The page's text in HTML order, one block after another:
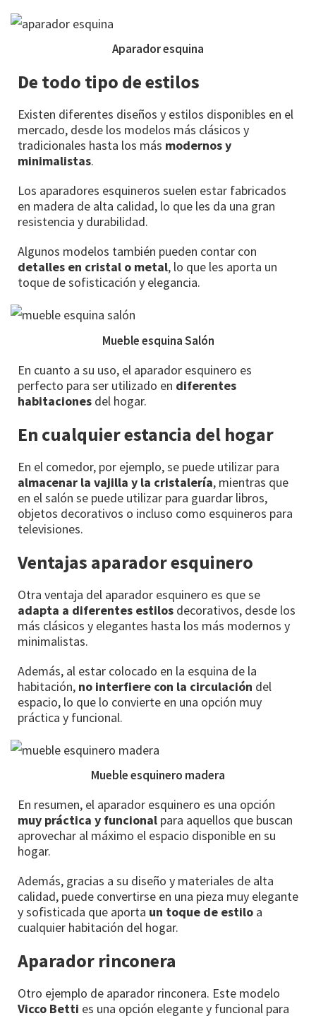
Aparador esquina
De todo tipo de estilos
Existen diferentes diseños y estilos disponibles en el
mercado, desde los modelos más clásicos y
tradicionales hasta los más modernos y
minimalistas.
Los aparadores esquineros suelen estar fabricados
en madera de alta calidad, lo que les da una gran
resistencia y durabilidad.
Algunos modelos también pueden contar con
detalles en cristal o metal, lo que les aporta un
toque de sofisticación y elegancia.
Mueble esquina Salón
En cuanto a su uso, el aparador esquinero es
perfecto para ser utilizado en diferentes
habitaciones del hogar.
En cualquier estancia del hogar
En el comedor, por ejemplo, se puede utilizar para
almacenar la vajilla y la cristalería, mientras que
en el salón se puede utilizar para guardar libros,
objetos decorativos o incluso como esquineros para
televisiones.
Ventajas aparador esquinero
Otra ventaja del aparador esquinero es que se
adapta a diferentes estilos decorativos, desde los
más clásicos y elegantes hasta los más modernos y
minimalistas.
Además, al estar colocado en la esquina de la
habitación, no interfiere con la circulación del
espacio, lo que lo convierte en una opción muy
práctica y funcional.
Mueble esquinero madera
En resumen, el aparador esquinero es una opción
muy práctica y funcional para aquellos que buscan
aprovechar al máximo el espacio disponible en su
hogar.
Además, gracias a su diseño y materiales de alta
calidad, puede convertirse en una pieza muy elegante
y sofisticada que aporta un toque de estilo a
cualquier habitación del hogar.
Aparador rinconera
Otro ejemplo de aparador rinconera. Este modelo
Vicco Betti es una opción elegante y funcional para